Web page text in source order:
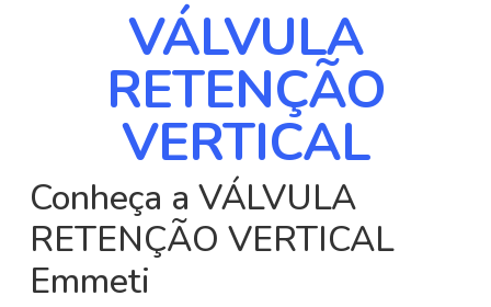
VÁLVULA
RETENÇÃO
VERTICAL
Conheça a VÁLVULA
RETENÇÃO VERTICAL
Emmeti